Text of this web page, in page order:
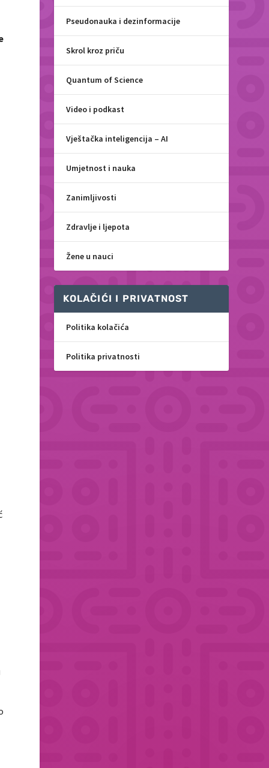
Pseudonauka i dezinformacije
Skrol kroz priču
Quantum of Science
Video i podkast
Vještačka inteligencija – AI
Umjetnost i nauka
Zanimljivosti
Zdravlje i ljepota
Žene u nauci
KOLAČIĆI I PRIVATNOST
Politika kolačića
Politika privatnosti